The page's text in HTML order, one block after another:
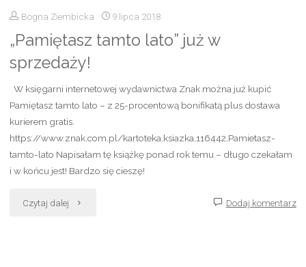
Bogna Ziembicka 9 lipca 2018
„Pamiętasz tamto lato” już w
sprzedaży!
W księgarni internetowej wydawnictwa Znak można już kupić
Pamiętasz tamto lato – z 25-procentową bonifikatą plus dostawa
kurierem gratis.
https://www.znak.com.pl/kartoteka,ksiazka,116442,Pamietasz-
tamto-lato Napisałam tę książkę ponad rok temu – długo czekałam
i w końcu jest! Bardzo się cieszę!
Czytaj dalej "„Pamiętasz Dodaj komentarz